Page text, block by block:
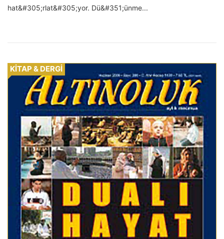
hat&#305;rlat&#305;yor. Dü&#351;ünme...
KİTAP & DERGİ